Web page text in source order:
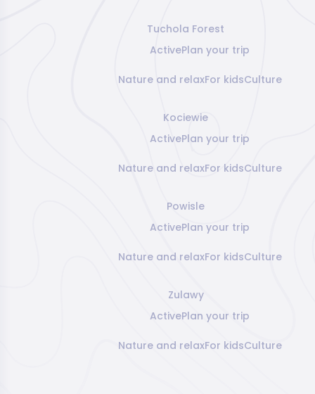
Tuchola Forest
ActivePlan your trip
Nature and relaxFor kidsCulture
Kociewie
ActivePlan your trip
Nature and relaxFor kidsCulture
Powisle
ActivePlan your trip
Nature and relaxFor kidsCulture
Zulawy
ActivePlan your trip
Nature and relaxFor kidsCulture